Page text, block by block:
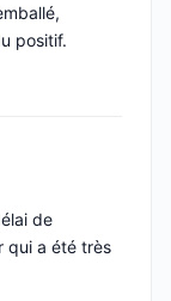
positif.
de
qui a été très